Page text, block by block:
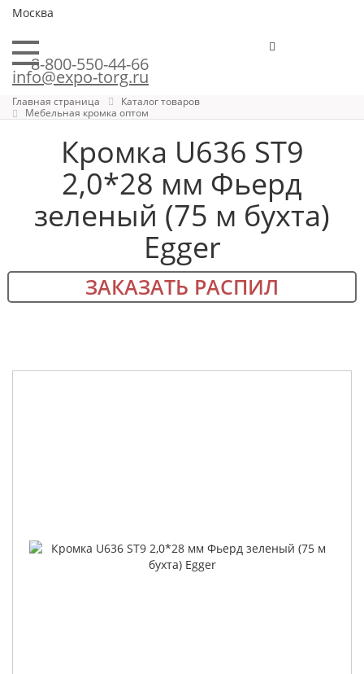
Москва
8-800-550-44-66
info@expo-torg.ru
Главная страница
Каталог товаров
Мебельная кромка оптом
Кромка U636 ST9
2,0*28 мм Фьерд
зеленый (75 м бухта)
Egger
ЗАКАЗАТЬ РАСПИЛ